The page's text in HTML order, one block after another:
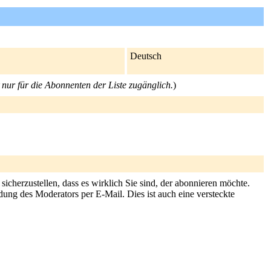
Deutsch
für die Abonnenten der Liste zugänglich.)
dass es wirklich Sie sind, der abonnieren möchte.
des Moderators per E-Mail. Dies ist auch eine versteckte